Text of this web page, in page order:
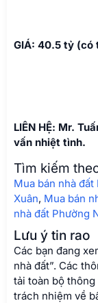
GIÁ: 40.5 tỷ (có
LIÊN HỆ: Mr.
vấn nhiệt tình.
Tìm kiếm
Mua bán nhà đất
Xuân, Mua bán
nhà đất Phường
Lưu ý tin rao
Các bạn đang
nhà đất”. Các
tải toàn bộ
trách nhiệm về